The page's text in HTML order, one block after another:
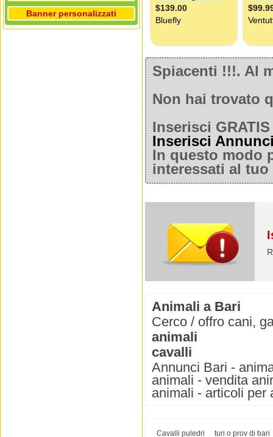
Banner personalizzati
Spiacenti !!!. Al
Non hai trovato
Inserisci
Inserisci
In questo modo
interessati al
Animali a Bari
Cerco / offro cani,
animali
cavalli
Annunci Bari -
animali - vendita
animali - articoli per
Cavalli puledri
turi o prov di bari